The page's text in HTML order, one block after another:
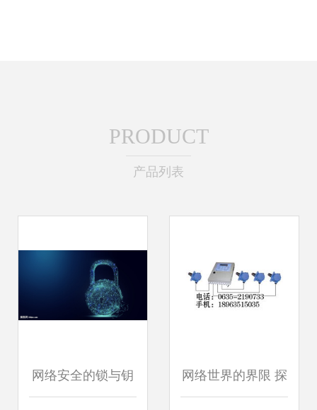
PRODUCT
产品列表
网络安全的锁与钥 网络世界的界限 探